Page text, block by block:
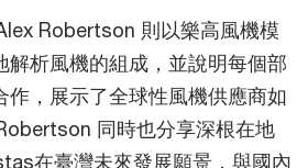
Robertson 則以樂高風機模
解析風機的組成，並說明每個部
作，展示了全球性風機供應商如
同時也分享深根在地
在臺灣未來發展願景，與國內